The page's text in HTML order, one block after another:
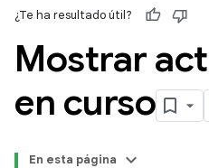
¿Te ha resultado útil?
Mostrar
en curso
En esta página